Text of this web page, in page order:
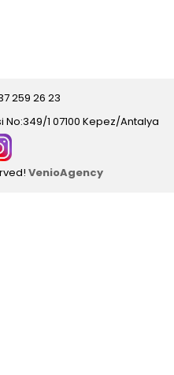
259 26 23
1 07100 Kepez/Antalya
VenioAgency